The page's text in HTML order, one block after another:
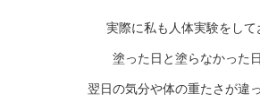
実際に私も人体実験をして
塗った日と塗らなかった
翌日の気分や体の重たさが違